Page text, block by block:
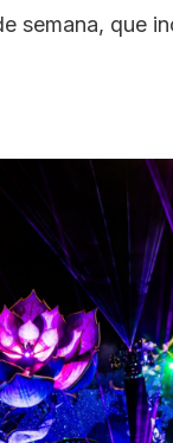
semana, que